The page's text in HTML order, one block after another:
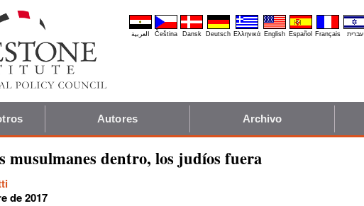
العربية Čeština Dansk Deutsch Ελληνικά English Español Français עברית
Autores Archivo
musulmanes dentro, los judíos fuera
de 2017